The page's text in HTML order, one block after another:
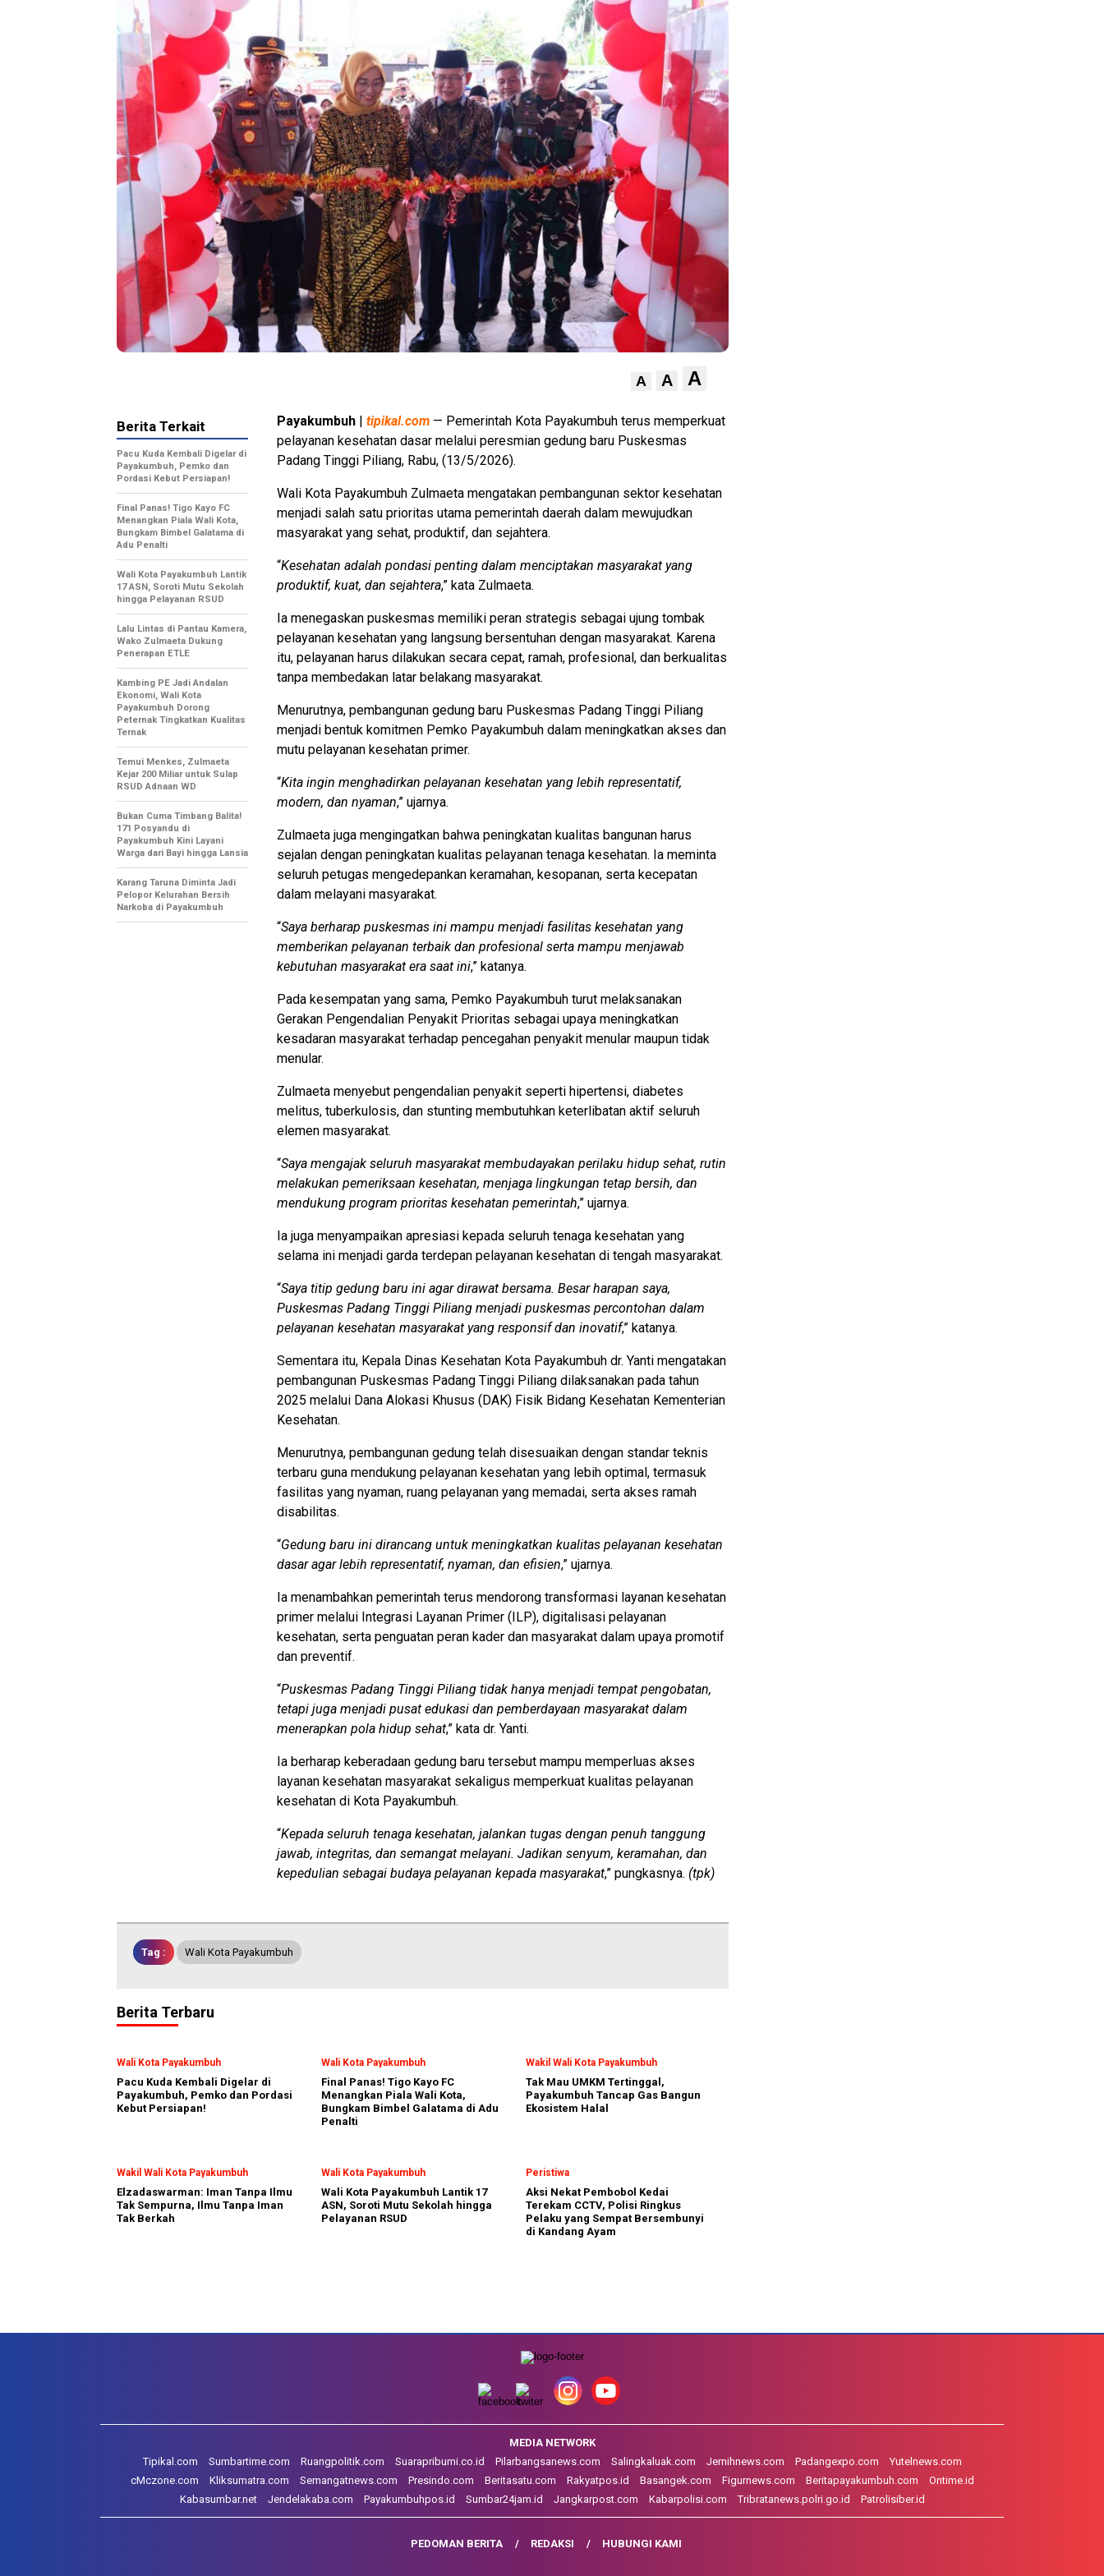
A A A
Payakumbuh tipikal.com — Pemerintah Kota Payakumbuh terus memperkuat
pelayanan kesehatan dasar melalui peresmian gedung baru Puskesmas
Padang Tinggi Piliang, Rabu, (13/5/2026).
Wali Kota Payakumbuh Zulmaeta mengatakan pembangunan sektor kesehatan
menjadi salah satu prioritas utama pemerintah daerah dalam mewujudkan
masyarakat yang sehat, produktif, dan sejahtera.
“Kesehatan adalah pondasi penting dalam menciptakan masyarakat yang
produktif, kuat, dan sejahtera,” kata Zulmaeta.
Ia menegaskan puskesmas memiliki peran strategis sebagai ujung tombak
pelayanan kesehatan yang langsung bersentuhan dengan masyarakat. Karena
itu, pelayanan harus dilakukan secara cepat, ramah, profesional, dan berkualitas
tanpa membedakan latar belakang masyarakat.
Menurutnya, pembangunan gedung baru Puskesmas Padang Tinggi Piliang
menjadi bentuk komitmen Pemko Payakumbuh dalam meningkatkan akses dan
mutu pelayanan kesehatan primer.
“Kita ingin menghadirkan pelayanan kesehatan yang lebih representatif,
modern, dan nyaman,” ujarnya.
Zulmaeta juga mengingatkan bahwa peningkatan kualitas bangunan harus
sejalan dengan peningkatan kualitas pelayanan tenaga kesehatan. Ia meminta
seluruh petugas mengedepankan keramahan, kesopanan, serta kecepatan
dalam melayani masyarakat.
“Saya berharap puskesmas ini mampu menjadi fasilitas kesehatan yang
memberikan pelayanan terbaik dan profesional serta mampu menjawab
kebutuhan masyarakat era saat ini,” katanya.
Pada kesempatan yang sama, Pemko Payakumbuh turut melaksanakan
Gerakan Pengendalian Penyakit Prioritas sebagai upaya meningkatkan
kesadaran masyarakat terhadap pencegahan penyakit menular maupun tidak
menular.
Zulmaeta menyebut pengendalian penyakit seperti hipertensi, diabetes
melitus, tuberkulosis, dan stunting membutuhkan keterlibatan aktif seluruh
elemen masyarakat.
“Saya mengajak seluruh masyarakat membudayakan perilaku hidup sehat, rutin
melakukan pemeriksaan kesehatan, menjaga lingkungan tetap bersih, dan
mendukung program prioritas kesehatan pemerintah,” ujarnya.
Ia juga menyampaikan apresiasi kepada seluruh tenaga kesehatan yang
selama ini menjadi garda terdepan pelayanan kesehatan di tengah masyarakat.
“Saya titip gedung baru ini agar dirawat bersama. Besar harapan saya,
Puskesmas Padang Tinggi Piliang menjadi puskesmas percontohan dalam
pelayanan kesehatan masyarakat yang responsif dan inovatif,” katanya.
Sementara itu, Kepala Dinas Kesehatan Kota Payakumbuh dr. Yanti mengatakan
pembangunan Puskesmas Padang Tinggi Piliang dilaksanakan pada tahun
2025 melalui Dana Alokasi Khusus (DAK) Fisik Bidang Kesehatan Kementerian
Kesehatan.
Menurutnya, pembangunan gedung telah disesuaikan dengan standar teknis
terbaru guna mendukung pelayanan kesehatan yang lebih optimal, termasuk
fasilitas yang nyaman, ruang pelayanan yang memadai, serta akses ramah
disabilitas.
“Gedung baru ini dirancang untuk meningkatkan kualitas pelayanan kesehatan
dasar agar lebih representatif, nyaman, dan efisien,” ujarnya.
Ia menambahkan pemerintah terus mendorong transformasi layanan kesehatan
primer melalui Integrasi Layanan Primer (ILP), digitalisasi pelayanan
kesehatan, serta penguatan peran kader dan masyarakat dalam upaya promotif
dan preventif.
“Puskesmas Padang Tinggi Piliang tidak hanya menjadi tempat pengobatan,
tetapi juga menjadi pusat edukasi dan pemberdayaan masyarakat dalam
menerapkan pola hidup sehat,” kata dr. Yanti.
Ia berharap keberadaan gedung baru tersebut mampu memperluas akses
layanan kesehatan masyarakat sekaligus memperkuat kualitas pelayanan
kesehatan di Kota Payakumbuh.
“Kepada seluruh tenaga kesehatan, jalankan tugas dengan penuh tanggung
jawab, integritas, dan semangat melayani. Jadikan senyum, keramahan, dan
kepedulian sebagai budaya pelayanan kepada masyarakat,” pungkasnya. (tpk)
Berita Terkait
Pacu Kuda Kembali Digelar di
Payakumbuh, Pemko dan
Pordasi Kebut Persiapan!
Final Panas! Tigo Kayo FC
Menangkan Piala Wali Kota,
Bungkam Bimbel Galatama di
Adu Penalti
Wali Kota Payakumbuh Lantik
17 ASN, Soroti Mutu Sekolah
hingga Pelayanan RSUD
Lalu Lintas di Pantau Kamera,
Wako Zulmaeta Dukung
Penerapan ETLE
Kambing PE Jadi Andalan
Ekonomi, Wali Kota
Payakumbuh Dorong
Peternak Tingkatkan Kualitas
Ternak
Temui Menkes, Zulmaeta
Kejar 200 Miliar untuk Sulap
RSUD Adnaan WD
Bukan Cuma Timbang Balita!
171 Posyandu di
Payakumbuh Kini Layani
Warga dari Bayi hingga Lansia
Karang Taruna Diminta Jadi
Pelopor Kelurahan Bersih
Narkoba di Payakumbuh
Tag : Wali Kota Payakumbuh
Berita Terbaru
Wali Kota Payakumbuh
Pacu Kuda Kembali Digelar di
Payakumbuh, Pemko dan Pordasi
Kebut Persiapan!
Wali Kota Payakumbuh
Final Panas! Tigo Kayo FC
Menangkan Piala Wali Kota,
Bungkam Bimbel Galatama di Adu
Penalti
Wakil Wali Kota Payakumbuh
Tak Mau UMKM Tertinggal,
Payakumbuh Tancap Gas Bangun
Ekosistem Halal
Wakil Wali Kota Payakumbuh
Elzadaswarman: Iman Tanpa Ilmu
Tak Sempurna, Ilmu Tanpa Iman
Tak Berkah
Wali Kota Payakumbuh
Wali Kota Payakumbuh Lantik 17
ASN, Soroti Mutu Sekolah hingga
Pelayanan RSUD
Peristiwa
Aksi Nekat Pembobol Kedai
Terekam CCTV, Polisi Ringkus
Pelaku yang Sempat Bersembunyi
di Kandang Ayam
MEDIA NETWORK
Tipikal.com
Sumbartime.com Ruangpolitik.com Suarapribumi.co.id Pilarbangsanews.com Salingkaluak.com Jernihnews.com Padangexpo.com
Yutelnews.com
cMczone.com
Kliksumatra.com Semangatnews.com Presindo.com Beritasatu.com Rakyatpos.id Basangek.com Figurnews.com Beritapayakumbuh.com
Ontime.id
Kabasumbar.net
Jendelakaba.com Payakumbuhpos.id Sumbar24jam.id Jangkarpost.com Kabarpolisi.com Tribratanews.polri.go.id Patrolisiber.id
PEDOMAN BERITA REDAKSI HUBUNGI KAMI